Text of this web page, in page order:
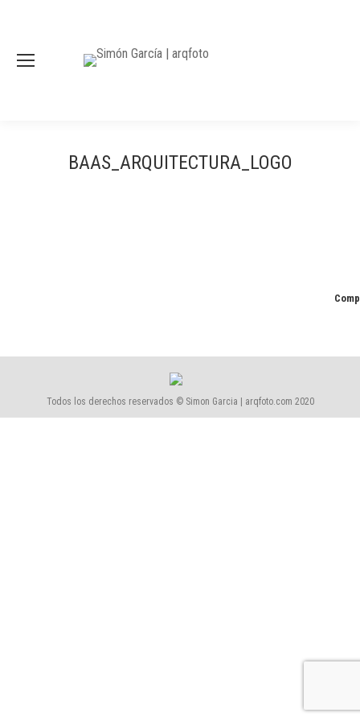
BAAS_ARQUITECTURA_LOGO
Todos los derechos reservados © Simon Garcia | arqfoto.com 2020